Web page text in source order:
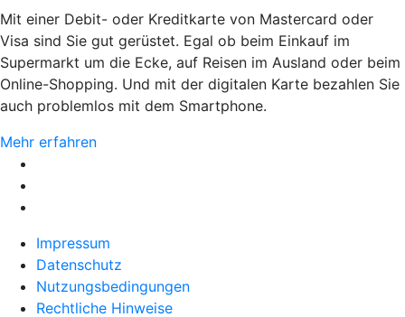
Mit einer Debit- oder Kreditkarte von Mastercard oder
Visa sind Sie gut gerüstet. Egal ob beim Einkauf im
Supermarkt um die Ecke, auf Reisen im Ausland oder beim
Online-Shopping. Und mit der digitalen Karte bezahlen Sie
auch problemlos mit dem Smartphone.
Mehr erfahren
Impressum
Datenschutz
Nutzungsbedingungen
Rechtliche Hinweise